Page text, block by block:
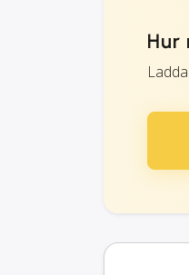
Hur